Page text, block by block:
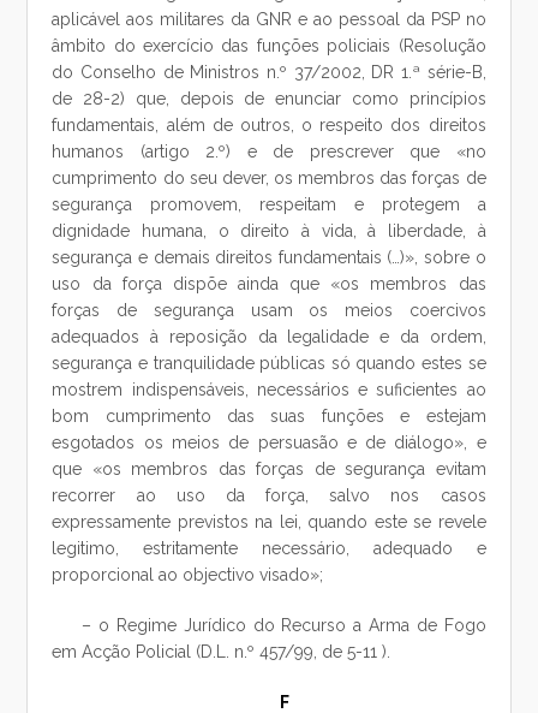
aplicável aos militares da GNR e ao pessoal da PSP no
âmbito do exercício das funções policiais (Resolução
do Conselho de Ministros n.º 37/2002, DR 1.ª série-B,
de 28-2) que, depois de enunciar como princípios
fundamentais, além de outros, o respeito dos direitos
humanos (artigo 2.º) e de prescrever que «no
cumprimento do seu dever, os membros das forças de
segurança promovem, respeitam e protegem a
dignidade humana, o direito à vida, à liberdade, à
segurança e demais direitos fundamentais (…)», sobre o
uso da força dispõe ainda que «os membros das
forças de segurança usam os meios coercivos
adequados à reposição da legalidade e da ordem,
segurança e tranquilidade públicas só quando estes se
mostrem indispensáveis, necessários e suficientes ao
bom cumprimento das suas funções e estejam
esgotados os meios de persuasão e de diálogo», e
que «os membros das forças de segurança evitam
recorrer ao uso da força, salvo nos casos
expressamente previstos na lei, quando este se revele
legitimo, estritamente necessário, adequado e
proporcional ao objectivo visado»;
– o Regime Jurídico do Recurso a Arma de Fogo
em Acção Policial (D.L. n.º 457/99, de 5-11 ).
F